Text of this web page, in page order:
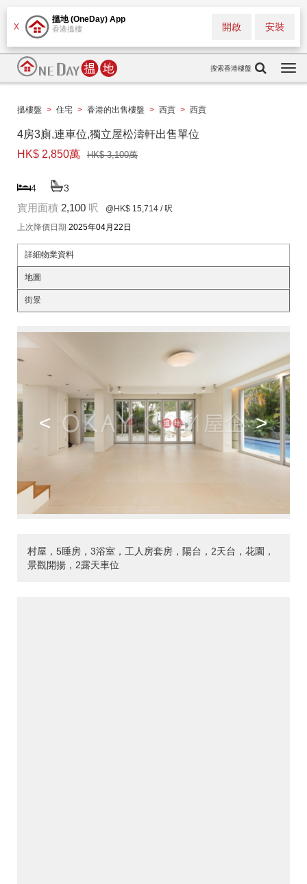
X
搵地 (OneDay) App
香港搵樓 安裝
開啟
搜索香港樓盤
搵樓盤 > 住宅 > 香港的出售樓盤 > 西貢 > 西貢
4房3廁,連車位,獨立屋松濤軒出售單位
HK$ 2,850萬
HK$ 3,100萬
4 3
實用面積 2,100 呎 @HK$ 15,714 / 呎
上次降價日期 2025年04月22日
詳細物業資料
地圖
街景
< >
村屋，5睡房，3浴室，工人房套房，陽台，2天台，花園，
景觀開揚，2露天車位